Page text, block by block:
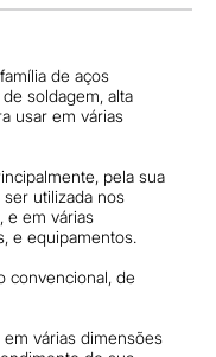
de aços
soldagem, alta
usar em várias
pela sua
utilizada nos
e em várias
e equipamentos.
convencional, de
várias dimensões